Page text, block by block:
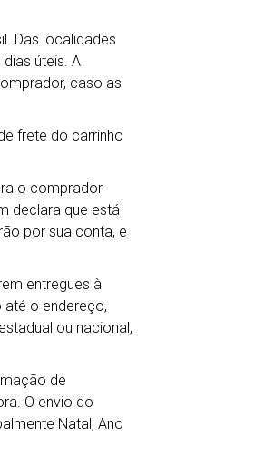
Das localidades
úteis. A
caso as
frete do carrinho
o comprador
declara que está
por sua conta, e
entregues à
o endereço,
ou nacional,
de
O envio do
Natal, Ano